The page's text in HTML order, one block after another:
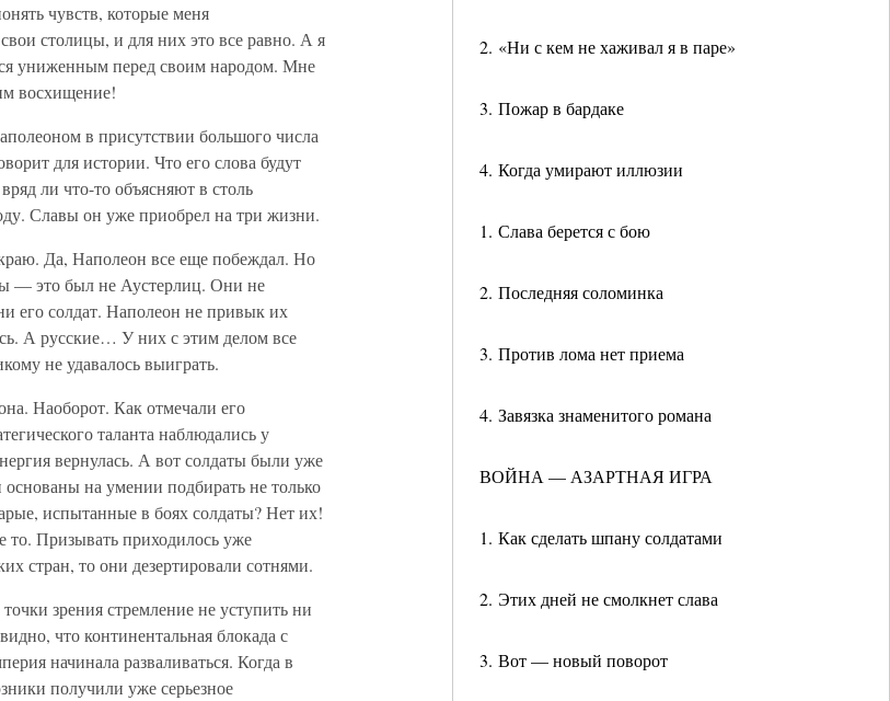
2. «Ни с кем не хаживал я в паре»
3. Пожар в бардаке
4. Когда умирают иллюзии
1. Слава берется с бою
2. Последняя соломинка
3. Против лома нет приема
4. Завязка знаменитого романа
ВОЙНА — АЗАРТНАЯ ИГРА
1. Как сделать шпану солдатами
2. Этих дней не смолкнет слава
3. Вот — новый поворот
чувств, которые меня
столицы, и для них это все равно. А я
униженным перед своим народом. Мне
восхищение!
в присутствии большого числа
для истории. Что его слова будут
ли что-то объясняют в столь
Славы он уже приобрел на три жизни.
Да, Наполеон все еще побеждал. Но
— это был не Аустерлиц. Они не
его солдат. Наполеон не привык их
А русские… У них с этим делом все
не удавалось выиграть.
Наоборот. Как отмечали его
таланта наблюдались у
вернулась. А вот солдаты были уже
на умении подбирать не только
испытанные в боях солдаты? Нет их!
Призывать приходилось уже
стран, то они дезертировали сотнями.
зрения стремление не уступить ни
что континентальная блокада с
начинала разваливаться. Когда в
получили уже серьезное